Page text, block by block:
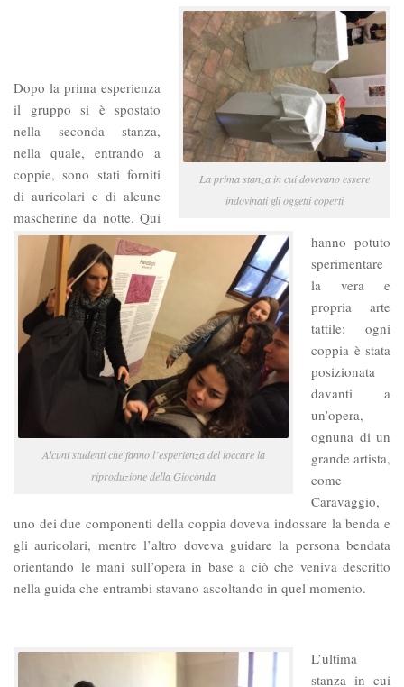
La prima stanza in cui dovevano essere
indovinati gli oggetti coperti
Alcuni studenti che fanno l’esperienza del toccare la
riproduzione della Gioconda
Dopo la prima esperienza
il gruppo si è spostato
nella seconda stanza,
nella quale, entrando a
coppie, sono stati forniti
di auricolari e di alcune
mascherine da notte. Qui
hanno potuto
sperimentare
la vera e
propria arte
tattile: ogni
coppia è stata
posizionata
davanti a
un’opera,
ognuna di un
grande artista,
come
Caravaggio,
uno dei due componenti della coppia doveva indossare la benda e
gli auricolari, mentre l’altro doveva guidare la persona bendata
orientando le mani sull’opera in base a ciò che veniva descritto
nella guida che entrambi stavano ascoltando in quel momento.
L’ultima
stanza in cui